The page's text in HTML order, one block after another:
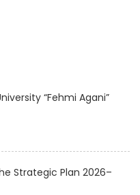
“Fehmi Agani”
Strategic Plan 2026–